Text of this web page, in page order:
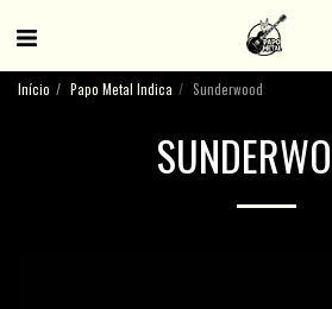
Início Papo Metal Indica Sunderwood